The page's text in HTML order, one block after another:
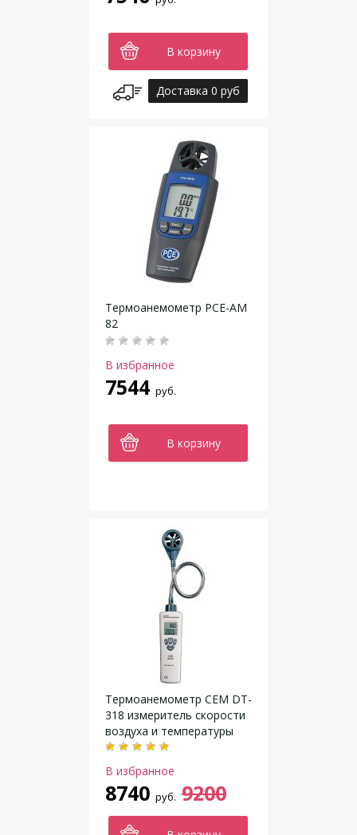
В корзину
Доставка 0 руб
Термоанемометр РСЕ-AM
82
В избранное
7544 руб.
В корзину
Термоанемометр CEM DT-
318 измеритель скорости
воздуха и температуры
В избранное
8740 руб. 9200